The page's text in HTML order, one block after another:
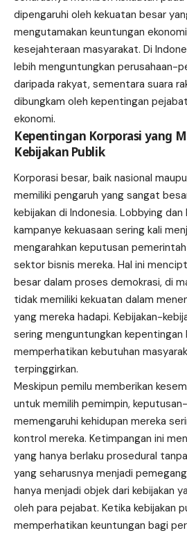
dipengaruhi oleh kekuatan besar
mengutamakan keuntungan
kesejahteraan masyarakat. Di
lebih menguntungkan perusahaan-
daripada rakyat, sementara suara
dibungkam oleh kepentingan
ekonomi.
Kepentingan Korporasi yang
Kebijakan Publik
Korporasi besar, baik nasional
memiliki pengaruh yang sangat
kebijakan di Indonesia. Lobbying
kampanye kekuasaan sering kali
mengarahkan keputusan
sektor bisnis mereka. Hal ini
besar dalam proses demokrasi, di
tidak memiliki kekuatan dalam
yang mereka hadapi. Kebijakan-
sering menguntungkan kepentingan
memperhatikan kebutuhan
terpinggirkan.
Meskipun pemilu memberikan
untuk memilih pemimpin,
memengaruhi kehidupan mereka
kontrol mereka. Ketimpangan ini
yang hanya berlaku prosedural
yang seharusnya menjadi
hanya menjadi objek dari kebijakan
oleh para pejabat. Ketika kebijakan
memperhatikan keuntungan bagi